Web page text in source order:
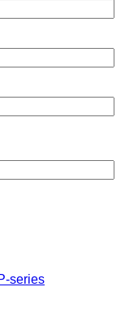
series